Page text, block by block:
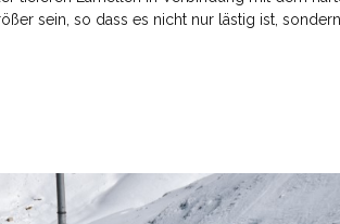
sein, so dass es nicht nur lästig ist,